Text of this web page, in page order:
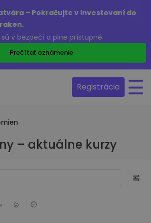
– Pokračujte v investovaní do
v bezpečí a plne prístupné.
Prečítať oznámenie
Registrácia
– aktuálne kurzy